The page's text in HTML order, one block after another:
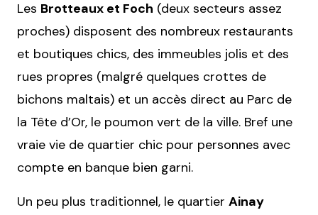
Les Brotteaux et Foch (deux secteurs assez
proches) disposent des nombreux restaurants
et boutiques chics, des immeubles jolis et des
rues propres (malgré quelques crottes de
bichons maltais) et un accès direct au Parc de
la Tête d’Or, le poumon vert de la ville. Bref une
vraie vie de quartier chic pour personnes avec
compte en banque bien garni.
Un peu plus traditionnel, le quartier Ainay